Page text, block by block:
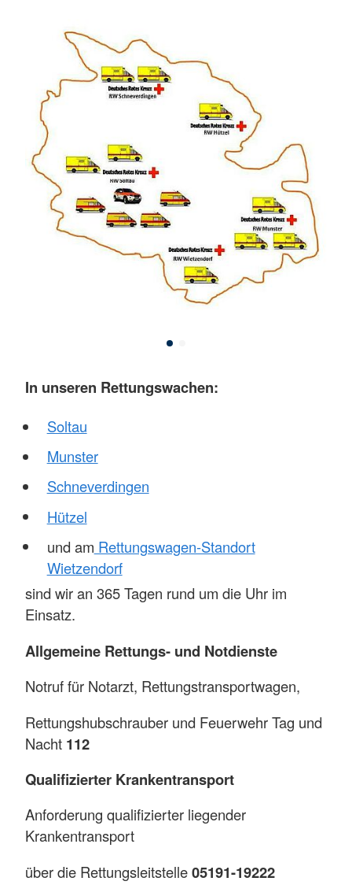
In unseren Rettungswachen:
Soltau
Munster
Schneverdingen
Hützel
und am Rettungswagen-Standort
Wietzendorf
sind wir an 365 Tagen rund um die Uhr im
Einsatz.
Allgemeine Rettungs- und Notdienste
Notruf für Notarzt, Rettungstransportwagen,
Rettungshubschrauber und Feuerwehr Tag und
Nacht 112
Qualifizierter Krankentransport
Anforderung qualifizierter liegender
Krankentransport
über die Rettungsleitstelle05191-19222